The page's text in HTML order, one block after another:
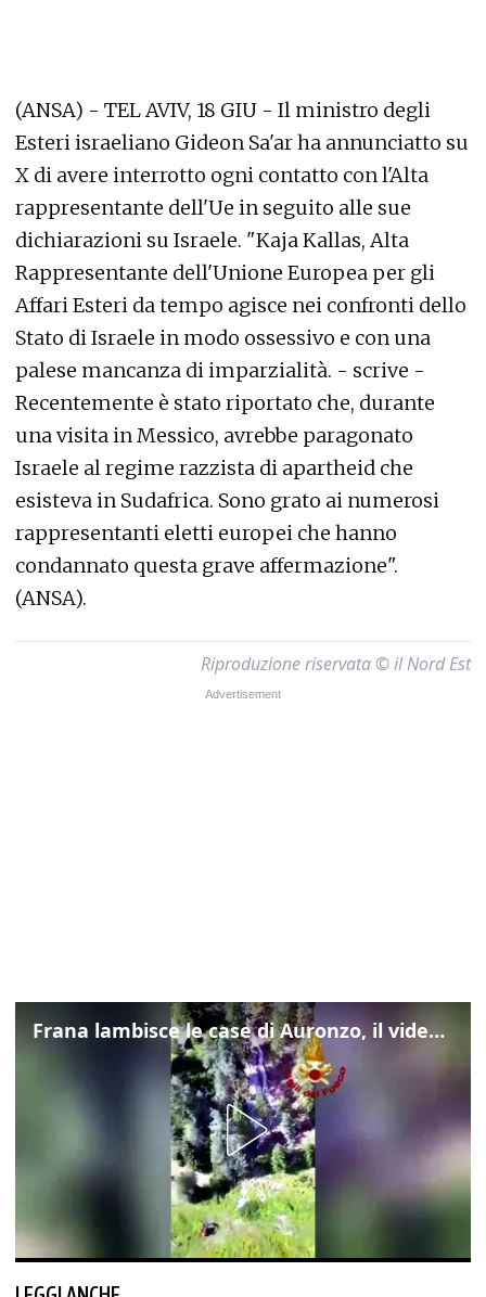
(ANSA) - TEL AVIV, 18 GIU - Il ministro degli
Esteri israeliano Gideon Sa'ar ha annunciatto su
X di avere interrotto ogni contatto con l'Alta
rappresentante dell'Ue in seguito alle sue
dichiarazioni su Israele. "Kaja Kallas, Alta
Rappresentante dell'Unione Europea per gli
Affari Esteri da tempo agisce nei confronti dello
Stato di Israele in modo ossessivo e con una
palese mancanza di imparzialità. - scrive -
Recentemente è stato riportato che, durante
una visita in Messico, avrebbe paragonato
Israele al regime razzista di apartheid che
esisteva in Sudafrica. Sono grato ai numerosi
rappresentanti eletti europei che hanno
condannato questa grave affermazione".
(ANSA).
Riproduzione riservata © il Nord Est
Frana lambisce le case di Auronzo, il video dall'elicottero dei vigili del fuoco